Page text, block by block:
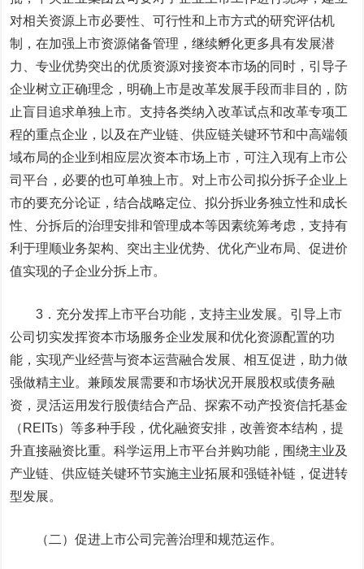
对相关资源上市必要性、可行性和上市方式的研究评估机
制，在加强上市资源储备管理，继续孵化更多具有发展潜
力、专业优势突出的优质资源对接资本市场的同时，引导子
企业树立正确理念，明确上市是改革发展手段而非目的，防
止盲目追求单独上市。支持各类纳入改革试点和改革专项工
程的重点企业，以及在产业链、供应链关键环节和中高端领
域布局的企业到相应层次资本市场上市，可注入现有上市公
司平台，必要的也可单独上市。对上市公司拟分拆子企业上
市的要充分论证，结合战略定位、拟分拆业务独立性和成长
性、分拆后的治理安排和管理成本等因素统筹考虑，支持有
利于理顺业务架构、突出主业优势、优化产业布局、促进价
值实现的子企业分拆上市。
3．充分发挥上市平台功能，支持主业发展。引导上市
公司切实发挥资本市场服务企业发展和优化资源配置的功
能，实现产业经营与资本运营融合发展、相互促进，助力做
强做精主业。兼顾发展需要和市场状况开展股权或债务融
资，灵活运用发行股债结合产品、探索不动产投资信托基金
（REITs）等多种手段，优化融资安排，改善资本结构，提
升直接融资比重。科学运用上市平台并购功能，围绕主业及
产业链、供应链关键环节实施主业拓展和强链补链，促进转
型发展。
（二）促进上市公司完善治理和规范运作。